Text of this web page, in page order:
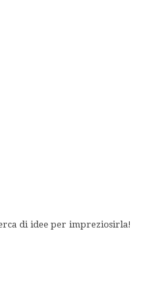
di idee per impreziosirla!